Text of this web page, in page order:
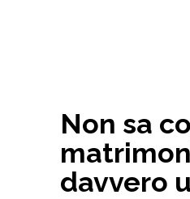
Non sa
davvero